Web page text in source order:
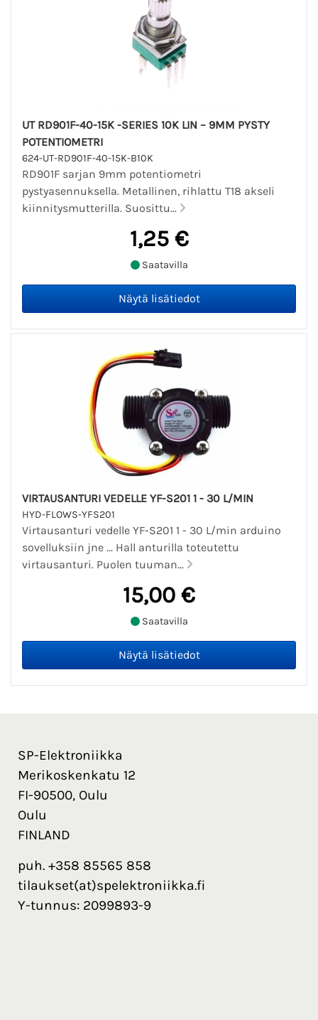
UT RD901F-40-15K -SERIES 10K LIN – 9MM PYSTY
POTENTIOMETRI
624-UT-RD901F-40-15K-B10K
RD901F sarjan 9mm potentiometri
pystyasennuksella. Metallinen, rihlattu T18 akseli
kiinnitysmutterilla. Suosittu...
1,25 €
Saatavilla
VIRTAUSANTURI VEDELLE YF-S201 1 - 30 L/MIN
HYD-FLOWS-YFS201
Virtausanturi vedelle YF-S201 1 - 30 L/min arduino
sovelluksiin jne ... Hall anturilla toteutettu
virtausanturi. Puolen tuuman...
15,00 €
Saatavilla
SP-Elektroniikka
Merikoskenkatu 12
FI-90500, Oulu
Oulu
FINLAND
puh. +358 85565 858
tilaukset(at)spelektroniikka.fi
Y-tunnus: 2099893-9